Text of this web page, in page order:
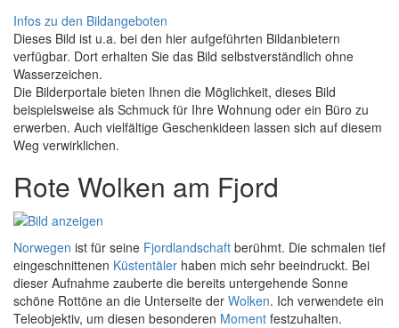
Infos zu den Bildangeboten
Dieses Bild ist u.a. bei den hier aufgeführten Bildanbietern
verfügbar. Dort erhalten Sie das Bild selbstverständlich ohne
Wasserzeichen.
Die Bilderportale bieten Ihnen die Möglichkeit, dieses Bild
beispielsweise als Schmuck für Ihre Wohnung oder ein Büro zu
erwerben. Auch vielfältige Geschenkideen lassen sich auf diesem
Weg verwirklichen.
Rote Wolken am Fjord
Norwegen ist für seine Fjordlandschaft berühmt. Die schmalen tief
eingeschnittenen Küstentäler haben mich sehr beeindruckt. Bei
dieser Aufnahme zauberte die bereits untergehende Sonne
schöne Rottöne an die Unterseite der Wolken. Ich verwendete ein
Teleobjektiv, um diesen besonderen Moment festzuhalten.